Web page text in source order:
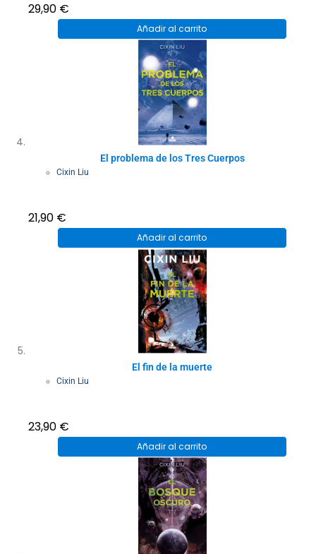
29,90 €
Añadir al carrito
El problema de los Tres Cuerpos
Cixin Liu
21,90 €
Añadir al carrito
El fin de la muerte
Cixin Liu
23,90 €
Añadir al carrito